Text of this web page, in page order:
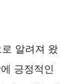
알려져 왔
긍정적인